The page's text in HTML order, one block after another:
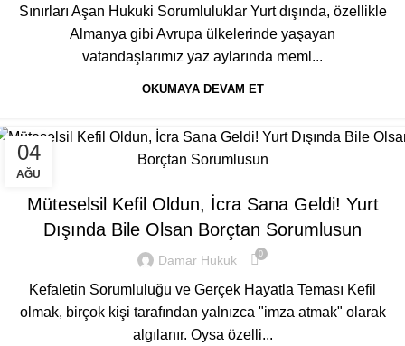
Sınırları Aşan Hukuki Sorumluluklar Yurt dışında, özellikle
Almanya gibi Avrupa ülkelerinde yaşayan
vatandaşlarımız yaz aylarında meml...
OKUMAYA DEVAM ET
04
AĞUGENEL
Müteselsil Kefil Oldun, İcra Sana Geldi! Yurt
Dışında Bile Olsan Borçtan Sorumlusun
Damar Hukuk 0
Kefaletin Sorumluluğu ve Gerçek Hayatla Teması Kefil
olmak, birçok kişi tarafından yalnızca "imza atmak" olarak
algılanır. Oysa özelli...